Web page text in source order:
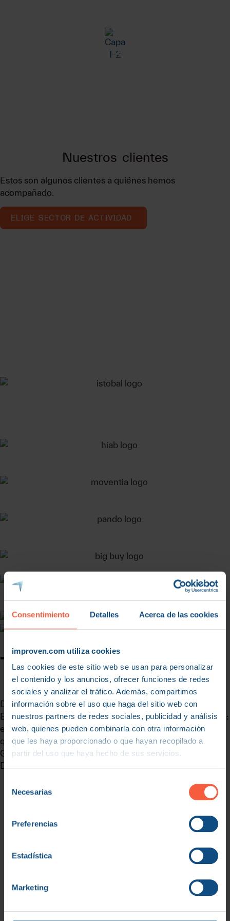
Consentimiento Detalles Acerca de las cookies
improven.com utiliza cookies
Las cookies de este sitio web se usan para personalizar
el contenido y los anuncios, ofrecer funciones de redes
sociales y analizar el tráfico. Además, compartimos
información sobre el uso que haga del sitio web con
nuestros partners de redes sociales, publicidad y análisis
web, quienes pueden combinarla con otra información
que les haya proporcionado o que hayan recopilado a
partir del uso que haya hecho de sus servicios.
Necesarias
Preferencias
Estadística
Marketing
clientes
Nuestros clientes
Estos son algunos clientes a quiénes hemos
acompañado.
Testimonios
Doctor: mirada experta que diagnostica qué nos pasa;
Entrenador: nos ayuda a depurar nuestra técnica; Sherpa:
es nuestro guía, nos da confianza para seguir los pasos
que nos indica para mejorar, y muchos roles más...
Gaizka Lara
Director General de ARANCO